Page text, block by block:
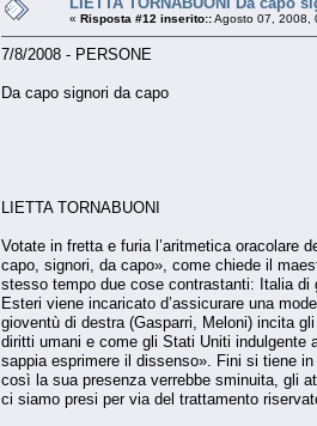
« Risposta #12 inserito::Agosto 07, 2008,
7/8/2008 - PERSONE
Da capo signori da capo
LIETTA TORNABUONI
Votate in fretta e furia l’aritmetica oracolare
capo, signori, da capo», come chiede il
stesso tempo due cose contrastanti: Italia
Esteri viene incaricato d’assicurare una
gioventù di destra (Gasparri, Meloni) incita
diritti umani e come gli Stati Uniti indulgente
sappia esprimere il dissenso». Fini si tiene
così la sua presenza verrebbe sminuita, gli
ci siamo presi per via del trattamento